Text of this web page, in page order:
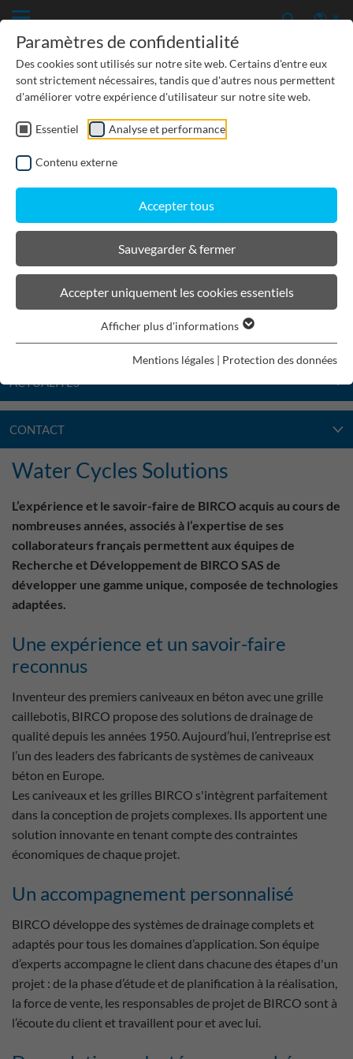
A propos de BIRCO
APERÇU DE LA GAMME
ACTUALITÉS
CONTACT
Water Cycles Solutions
L’expérience et le savoir-faire de BIRCO acquis au cours de
nombreuses années, associés à l’expertise de ses
collaborateurs français permettent aux équipes de
Recherche et Développement de BIRCO SAS de
développer une gamme unique, composée de technologies
adaptées.
Une expérience et un savoir-faire
reconnus
Inventeur des premiers caniveaux en béton avec une grille
caillebotis, BIRCO propose des solutions de drainage de
qualité depuis les années 1950. Aujourd’hui, l’entreprise est
l’un des leaders des fabricants de systèmes de caniveaux
béton en Europe.
Les caniveaux et les grilles BIRCO s'intègrent parfaitement
dans la conception de projets complexes. Ils apportent une
solution innovante en tenant compte des contraintes
économiques de chaque projet.
Un accompagnement personnalisé
BIRCO développe des systèmes de drainage complets et
adaptés pour tous les domaines d’application. Son équipe
d’experts accompagne le client dans chacune des étapes d'un
projet : de la phase d’étude et de planification à la réalisation,
la force de vente, les responsables de projet de BIRCO sont à
l’écoute du client et travaillent pour et avec lui.
Paramètres de confidentialité
Des cookies sont utilisés sur notre site web. Certains d'entre eux
sont strictement nécessaires, tandis que d'autres nous permettent
d'améliorer votre expérience d'utilisateur sur notre site web.
Essentiel Analyse et performance
Contenu externe
Accepter tous
Sauvegarder & fermer
Accepter uniquement les cookies essentiels
Afficher plus d'informations
Mentions légales | Protection des données